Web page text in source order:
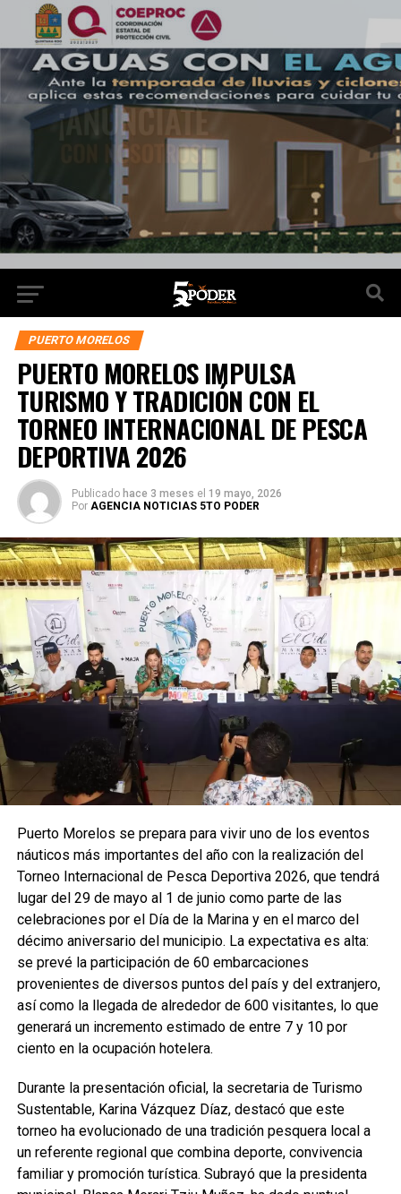
PUERTO MORELOS
PUERTO MORELOS IMPULSA
TURISMO Y TRADICIÓN CON EL
TORNEO INTERNACIONAL DE PESCA
DEPORTIVA 2026
Publicado hace 3 meses el 19 mayo, 2026
Por AGENCIA NOTICIAS 5TO PODER
Puerto Morelos se prepara para vivir uno de los eventos
náuticos más importantes del año con la realización del
Torneo Internacional de Pesca Deportiva 2026, que tendrá
lugar del 29 de mayo al 1 de junio como parte de las
celebraciones por el Día de la Marina y en el marco del
décimo aniversario del municipio. La expectativa es alta:
se prevé la participación de 60 embarcaciones
provenientes de diversos puntos del país y del extranjero,
así como la llegada de alrededor de 600 visitantes, lo que
generará un incremento estimado de entre 7 y 10 por
ciento en la ocupación hotelera.
Durante la presentación oficial, la secretaria de Turismo
Sustentable, Karina Vázquez Díaz, destacó que este
torneo ha evolucionado de una tradición pesquera local a
un referente regional que combina deporte, convivencia
familiar y promoción turística. Subrayó que la presidenta